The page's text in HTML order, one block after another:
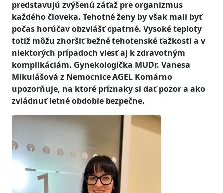
predstavujú zvýšenú záťaž pre organizmus
každého človeka. Tehotné ženy by však mali byť
počas horúčav obzvlášť opatrné. Vysoké teploty
totiž môžu zhoršiť bežné tehotenské ťažkosti a v
niektorých prípadoch viesť aj k zdravotným
komplikáciám. Gynekologička MUDr. Vanesa
Mikulášová z Nemocnice AGEL Komárno
upozorňuje, na ktoré príznaky si dať pozor a ako
zvládnuť letné obdobie bezpečne.